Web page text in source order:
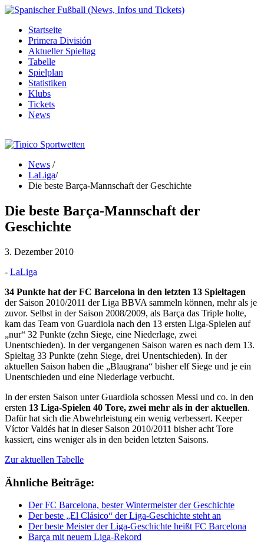
Startseite
Primera División
Aktueller Spieltag
Tabelle
Spielplan
Statistiken
Klubs
Tickets
News
News /
LaLiga/
Die beste Barça-Mannschaft der Geschichte
Die beste Barça-Mannschaft der
Geschichte
3. Dezember 2010
- LaLiga
34 Punkte hat der FC Barcelona in den letzten 13 Spieltagen
der Saison 2010/2011 der Liga BBVA sammeln können, mehr als je
zuvor. Selbst in der Saison 2008/2009, als Barça das Triple holte,
kam das Team von Guardiola nach den 13 ersten Liga-Spielen auf
„nur“ 32 Punkte (zehn Siege, eine Niederlage, zwei
Unentschieden). In der vergangenen Saison waren es nach dem 13.
Spieltag 33 Punkte (zehn Siege, drei Unentschieden). In der
aktuellen Saison haben die „Blaugrana“ bisher elf Siege und je ein
Unentschieden und eine Niederlage verbucht.
In der ersten Saison unter Guardiola schossen Messi und co. in den
ersten 13 Liga-Spielen 40 Tore, zwei mehr als in der aktuellen.
Dafür hat sich die Abwehrleistung ein wenig verbessert. Keeper
Víctor Valdés hat in dieser Saison 2010/2011 bisher acht Tore
kassiert, eins weniger als in den beiden letzten Saisons.
Zur aktuellen Tabelle
Ähnliche Beiträge:
Der FC Barcelona, bester Wintermeister der Geschichte
Der beste „El Clásico“ der Liga-Geschichte steht an
Der beste Meister der Liga-Geschichte heißt FC Barcelona
Barça mit neuem Liga-Rekord